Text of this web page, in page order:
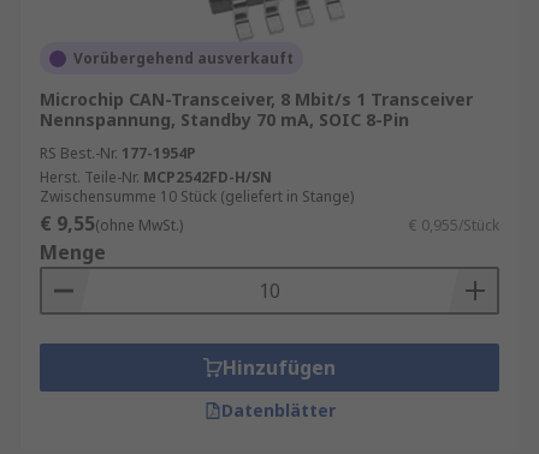
Vorübergehend ausverkauft
Microchip CAN-Transceiver, 8 Mbit/s 1 Transceiver
Nennspannung, Standby 70 mA, SOIC 8-Pin
RS Best.-Nr. 177-1954P
Herst. Teile-Nr. MCP2542FD-H/SN
Zwischensumme 10 Stück (geliefert in Stange)
€ 9,55(ohne MwSt.) € 0,955/Stück
Menge
Hinzufügen
Datenblätter